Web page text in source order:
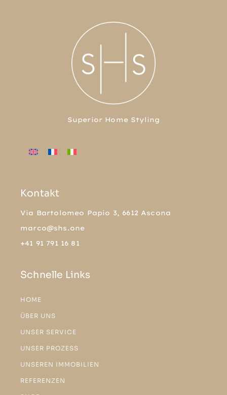
Superior Home Styling
Kontakt
Via Bartolomeo Papio 3, 6612 Ascona
marco@shs.one
+41 91 791 16 81
Schnelle Links
HOME
ÜBER UNS
UNSER SERVICE
UNSER PROZESS
UNSEREN IMMOBILIEN
REFERENZEN